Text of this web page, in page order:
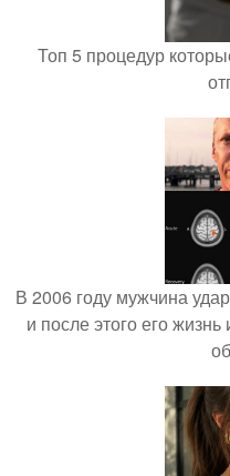
Топ 5 процедур
В 2006 году мужчина
и после этого его